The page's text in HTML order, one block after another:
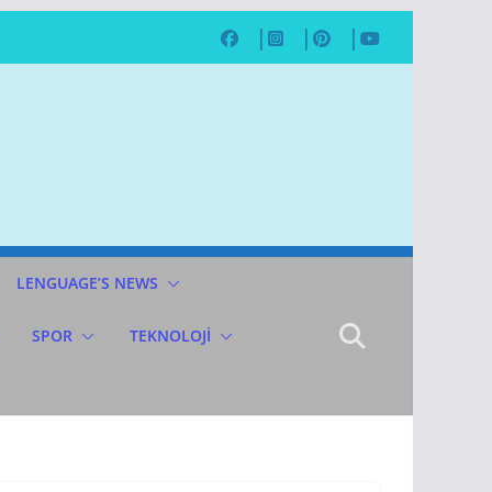
LENGUAGE’S NEWS
SPOR TEKNOLOJİ